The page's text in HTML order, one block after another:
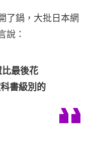
了鍋，大批日本網
說：
最後花
書級別的